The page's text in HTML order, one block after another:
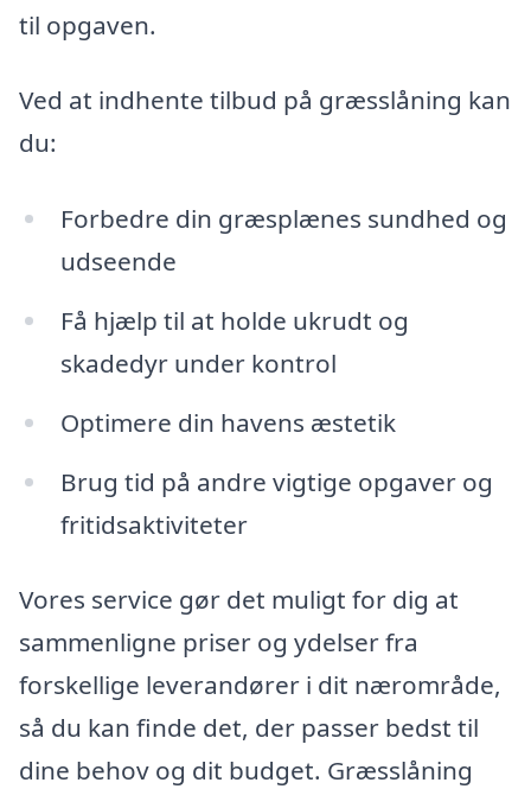
til opgaven.
Ved at indhente tilbud på græsslåning kan
du:
Forbedre din græsplænes sundhed og
udseende
Få hjælp til at holde ukrudt og
skadedyr under kontrol
Optimere din havens æstetik
Brug tid på andre vigtige opgaver og
fritidsaktiviteter
Vores service gør det muligt for dig at
sammenligne priser og ydelser fra
forskellige leverandører i dit nærområde,
så du kan finde det, der passer bedst til
dine behov og dit budget. Græsslåning